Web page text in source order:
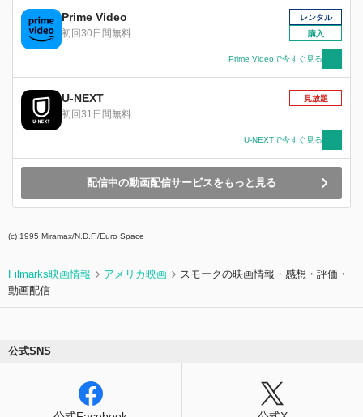
Prime Video
初回30日間無料
レンタル
購入
Prime Videoで今すぐ見る
U-NEXT
初回31日間無料
見放題
U-NEXTで今すぐ見る
配信中の動画配信サービスをもっと見る
(c) 1995 Miramax/N.D.F./Euro Space
Filmarks映画情報 アメリカ映画
スモークの映画情報・感想・評価・
動画配信
公式SNS